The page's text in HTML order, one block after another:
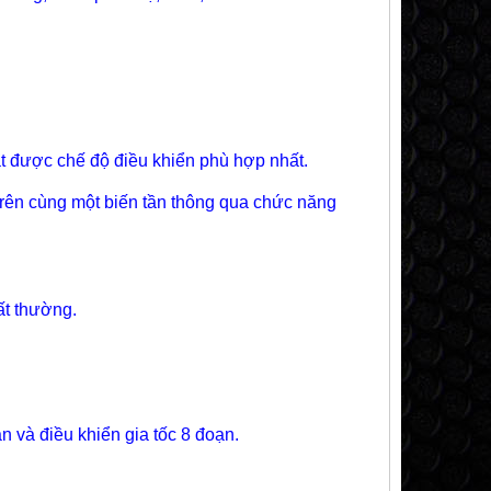
được chế độ điều khiển phù hợp nhất.
cùng một biến tần thông qua chức năng
thường.
và điều khiển gia tốc 8 đoạn.